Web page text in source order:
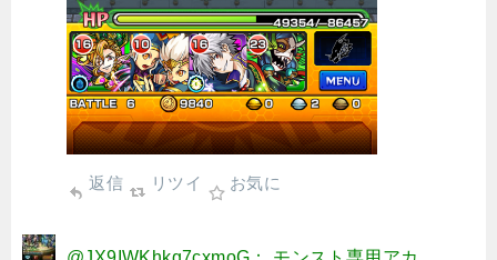
返信 リツイ お気に